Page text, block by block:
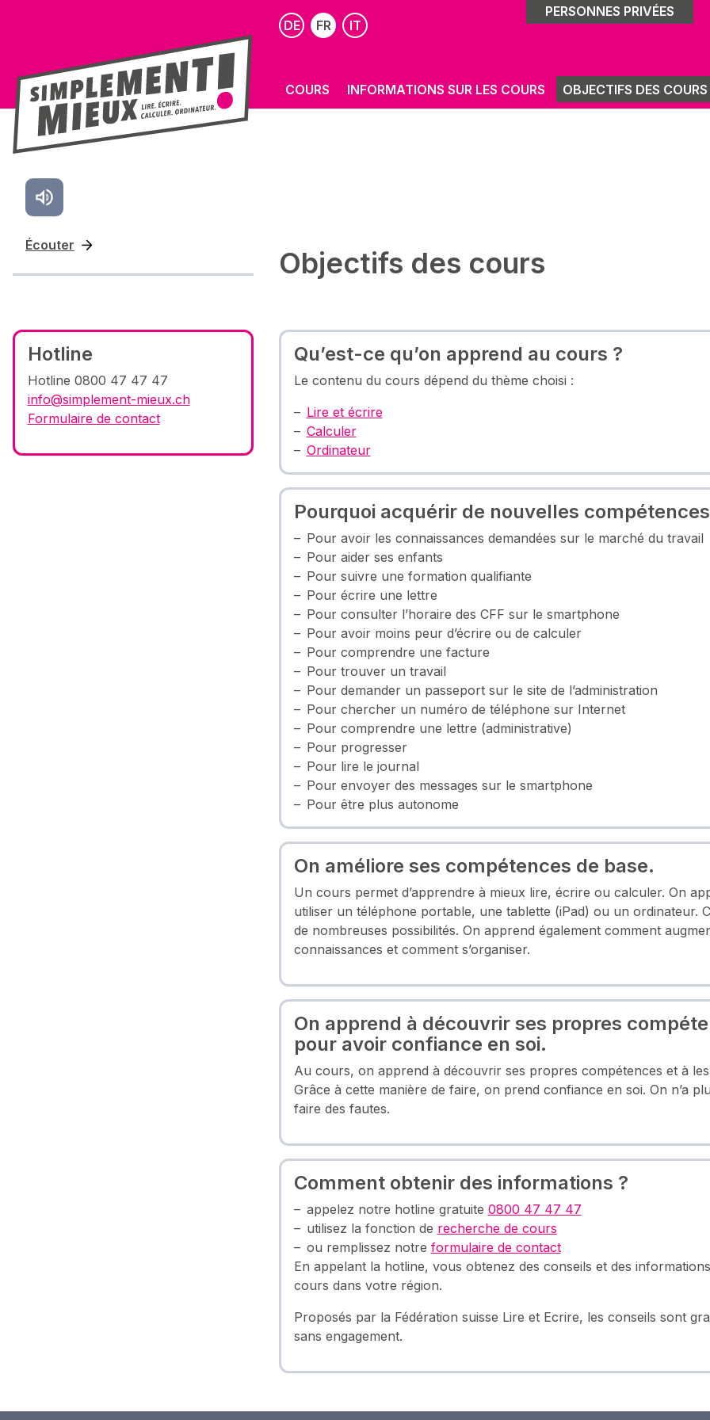
DE FR IT
PERSONNES PRIVÉES
COURS INFORMATIONS SUR LES COURS OBJECTIFS DES COURS
Écouter
Objectifs des cours
Hotline
Hotline 0800 47 47 47
info@simplement-mieux.ch
Formulaire de contact
Qu’est-ce qu’on apprend au cours ?
Le contenu du cours dépend du thème choisi :
Lire et écrire
Calculer
Ordinateur
Pourquoi acquérir de nouvelles
Pour avoir les connaissances demandées sur le marché du travail
Pour aider ses enfants
Pour suivre une formation qualifiante
Pour écrire une lettre
Pour consulter l’horaire des CFF sur le smartphone
Pour avoir moins peur d’écrire ou de calculer
Pour comprendre une facture
Pour trouver un travail
Pour demander un passeport sur le site de l’administration
Pour chercher un numéro de téléphone sur Internet
Pour comprendre une lettre (administrative)
Pour progresser
Pour lire le journal
Pour envoyer des messages sur le smartphone
Pour être plus autonome
On améliore ses compétences de base.
Un cours permet d’apprendre à mieux lire, écrire ou calculer. On
utiliser un téléphone portable, une tablette (iPad) ou un ordinateur.
de nombreuses possibilités. On apprend également comment
connaissances et comment s’organiser.
On apprend à découvrir ses propres
pour avoir confiance en soi.
Au cours, on apprend à découvrir ses propres compétences et à
Grâce à cette manière de faire, on prend confiance en soi. On n’a
faire des fautes.
Comment obtenir des informations ?
appelez notre hotline gratuite 0800 47 47 47
utilisez la fonction de recherche de cours
ou remplissez notre formulaire de contact
En appelant la hotline, vous obtenez des conseils et des
cours dans votre région.
Proposés par la Fédération suisse Lire et Ecrire, les conseils sont
sans engagement.